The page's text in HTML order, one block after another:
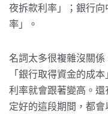
夜拆款利率」；銀行
率」。
名詞太多很複雜沒關
「銀行取得資金的成
利率就會跟著變高。
定好的這段期間，都